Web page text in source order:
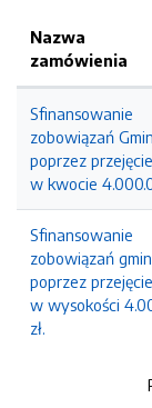
Nazwa
zamówienia
Sfinansowanie
zobowiązań
poprzez
w kwocie
Sfinansowanie
zobowiązań
poprzez
w wysokości
zł.